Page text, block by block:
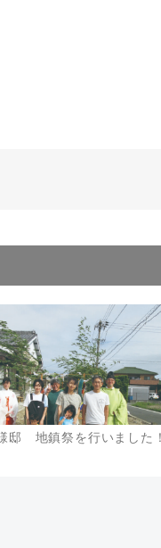
邸 地鎮祭を行いました！